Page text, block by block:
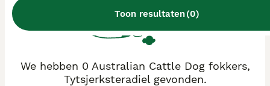
Toon resultaten(0)
We hebben 0 Australian Cattle Dog fokkers,
Tytsjerksteradiel gevonden.